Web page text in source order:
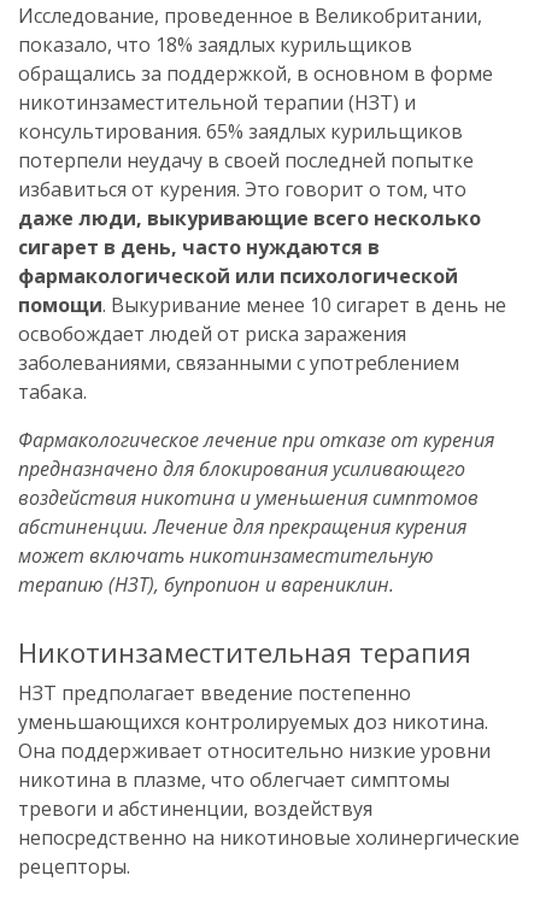
Исследование, проведенное в Великобритании,
показало, что 18% заядлых курильщиков
обращались за поддержкой, в основном в форме
никотинзаместительной терапии (НЗТ) и
консультирования. 65% заядлых курильщиков
потерпели неудачу в своей последней попытке
избавиться от курения. Это говорит о том, что
даже люди, выкуривающие всего несколько
сигарет в день, часто нуждаются в
фармакологической или психологической
помощи. Выкуривание менее 10 сигарет в день не
освобождает людей от риска заражения
заболеваниями, связанными с употреблением
табака.
Фармакологическое лечение при отказе от курения
предназначено для блокирования усиливающего
воздействия никотина и уменьшения симптомов
абстиненции. Лечение для прекращения курения
может включать никотинзаместительную
терапию (НЗТ), бупропион и варениклин.
Никотинзаместительная терапия
НЗТ предполагает введение постепенно
уменьшающихся контролируемых доз никотина.
Она поддерживает относительно низкие уровни
никотина в плазме, что облегчает симптомы
тревоги и абстиненции, воздействуя
непосредственно на никотиновые холинергические
рецепторы.